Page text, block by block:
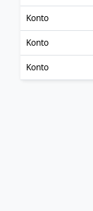
Konto
Konto
Konto